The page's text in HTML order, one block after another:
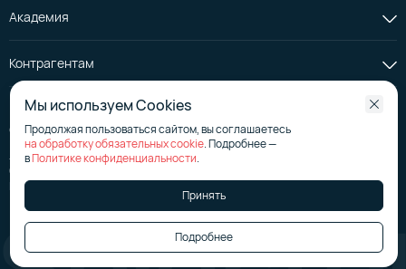
Академия
Контрагентам
© АО «Селектел», 2008—2026
Лицензия на телематические услуги
№ 176267
Страница эмитента на сайте аккредитованного агентства
Политика в отношении обработки персональных данных
Мы используем Cookies
Продолжая пользоваться сайтом, вы соглашаетесь
на обработку обязательных cookie. Подробнее —
вПолитике конфиденциальности.
Принять
Подробнее